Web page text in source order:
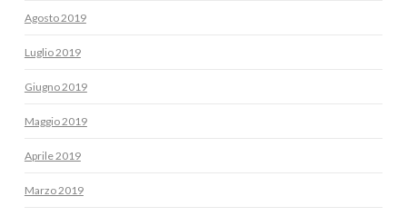
Agosto 2019
Luglio 2019
Giugno 2019
Maggio 2019
Aprile 2019
Marzo 2019